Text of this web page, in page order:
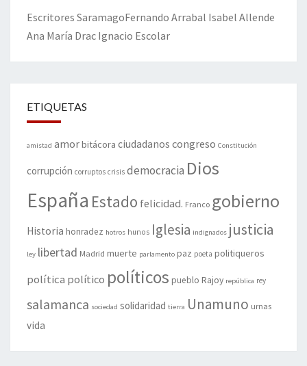
Escritores SaramagoFernando Arrabal Isabel Allende
Ana María Drac Ignacio Escolar
ETIQUETAS
amistad amorbitácora ciudadanos congreso Constitución
corrupción corruptos crisis democracia Dios
España Estado felicidad. Franco gobierno
Historia honradez hotros hunos Iglesia indignados justicia
ley libertad Madrid muerte parlamento paz poeta politiqueros
política político políticos pueblo Rajoy república rey
salamanca sociedad solidaridad tierra Unamuno urnas
vida